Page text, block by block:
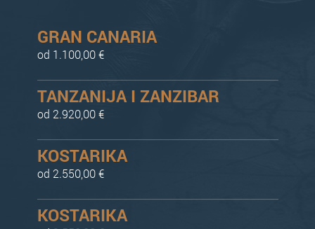
GRAN CANARIA
od 1.100,00 €
TANZANIJA I ZANZIBAR
od 2.920,00 €
KOSTARIKA
od 2.550,00 €
KOSTARIKA